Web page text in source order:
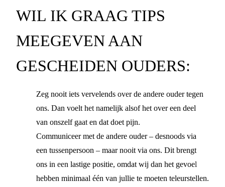
WIL IK GRAAG TIPS
MEEGEVEN AAN
GESCHEIDEN OUDERS:
Zeg nooit iets vervelends over de andere ouder tegen
ons. Dan voelt het namelijk alsof het over een deel
van onszelf gaat en dat doet pijn.
Communiceer met de andere ouder – desnoods via
een tussenpersoon – maar nooit via ons. Dit brengt
ons in een lastige positie, omdat wij dan het gevoel
hebben minimaal één van jullie te moeten teleurstellen.